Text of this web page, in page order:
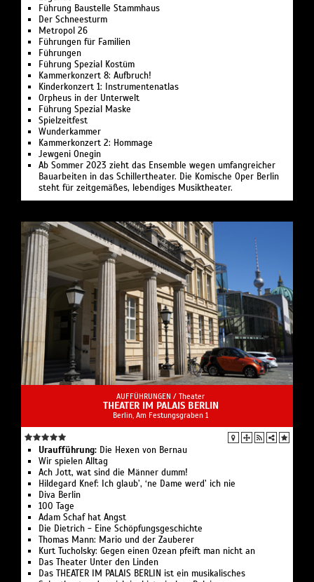
Führung Bau­stelle Stamm­haus
Der Schnee­sturm
Metropol 26
Führungen für Familien
Führungen
Führung Spezial Kostüm
Kammerkonzert 8: Aufbruch!
Kinderkonzert 1: Instru­men­ten­atlas
Or­pheus in der Un­ter­welt
Führung Spezial Maske
Spielzeit­fest
Wunder­kammer
Kammerkonzert 2: Hommage
Jewgeni Onegin
Ab Sommer 2023 zieht das Ensemble wegen umfangreicher
Bauarbeiten in das Schillertheater. Die Komische Oper Berlin
steht für zeitgemäßes, lebendiges Musiktheater.
AUFFÜHRUNGEN / Theater
THEATER IM PALAIS BERLIN
Berlin, Am Festungsgraben 1
Uraufführung: Die Hexen von Bernau
Wir spielen Alltag
Ach Jott, wat sind die Männer dumm!
Hildegard Knef: Ich glaub’, ‘ne Dame werd’ ich nie
Diva Berlin
100 Tage
Adam Schaf hat Angst
Die Dietrich - Eine Schöpfungsgeschichte
Thomas Mann: Mario und der Zauberer
Kurt Tucholsky: Gegen einen Ozean pfeift man nicht an
Das Theater Unter den Linden
Das THEATER IM PALAIS BERLIN ist ein musikalisches